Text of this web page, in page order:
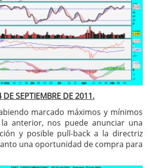
SEPTIEMBRE DE 2011.
marcado máximos y mínimos
anterior, nos puede anunciar una
y posible pull-back a la directriz
una oportunidad de compra para